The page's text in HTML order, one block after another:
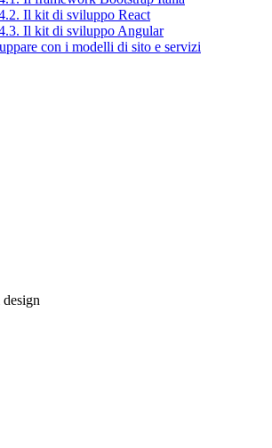
Il kit di sviluppo React
Il kit di sviluppo Angular
con i modelli di sito e servizi